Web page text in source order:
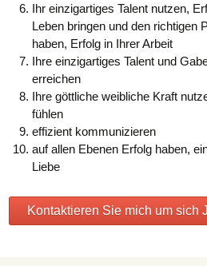
Ihr einzigartiges Talent nutzen,
Leben bringen und den richtigen
haben, Erfolg in Ihrer Arbeit
Ihre einzigartiges Talent und
erreichen
Ihre göttliche weibliche Kraft
fühlen
effizient kommunizieren
auf allen Ebenen Erfolg haben,
Liebe
Kontaktieren Sie mich um sich